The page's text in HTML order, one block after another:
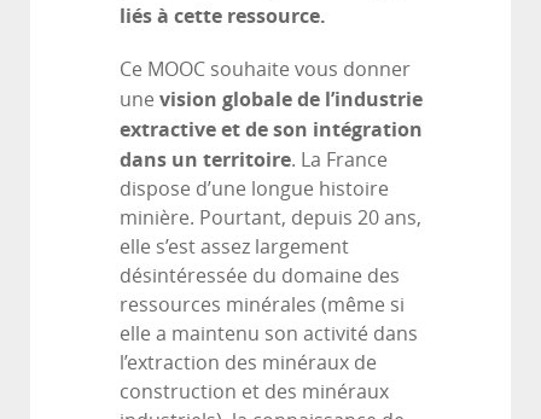
liés à cette ressource.
Ce MOOC souhaite vous donner
une vision globale de l’industrie
extractive et de son intégration
dans un territoire. La France
dispose d’une longue histoire
minière. Pourtant, depuis 20 ans,
elle s’est assez largement
désintéressée du domaine des
ressources minérales (même si
elle a maintenu son activité dans
l’extraction des minéraux de
construction et des minéraux